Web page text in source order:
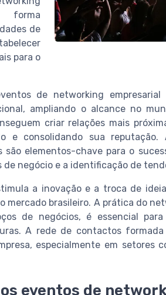
forma
de
para o
de networking
ampliando o alcance no
criar relações mais
e consolidando sua
elementos-chave para o
negócio e a identificação de
a inovação e a troca de
mercado brasileiro. A prática do
de negócios, é essencial
A rede de contactos
especialmente em setores
eventos de